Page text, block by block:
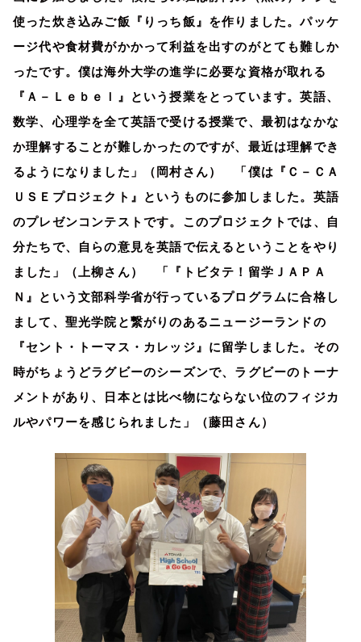
使った炊き込みご飯『りっち飯』を作りました。パッケ
ージ代や食材費がかかって利益を出すのがとても難しか
ったです。僕は海外大学の進学に必要な資格が取れる
『Ａ－Ｌｅｂｅｌ』という授業をとっています。英語、
数学、心理学を全て英語で受ける授業で、最初はなかな
か理解することが難しかったのですが、最近は理解でき
るようになりました」（岡村さん） 「僕は『Ｃ－ＣＡ
ＵＳＥプロジェクト』というものに参加しました。英語
のプレゼンコンテストです。このプロジェクトでは、自
分たちで、自らの意見を英語で伝えるということをやり
ました」（上柳さん） 「『トビタテ！留学ＪＡＰＡ
Ｎ』という文部科学省が行っているプログラムに合格し
まして、聖光学院と繋がりのあるニュージーランドの
『セント・トーマス・カレッジ』に留学しました。その
時がちょうどラグビーのシーズンで、ラグビーのトーナ
メントがあり、日本とは比べ物にならない位のフィジカ
ルやパワーを感じられました」（藤田さん）